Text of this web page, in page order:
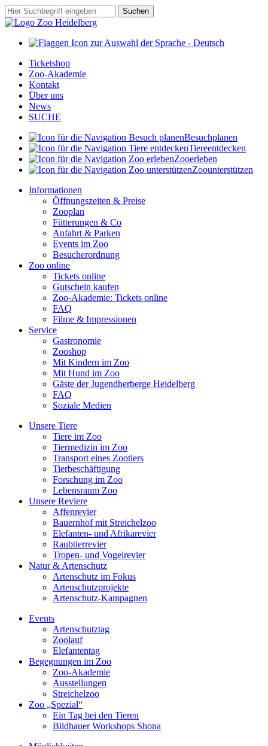
Zum
Hauptinhalt
springen
Suchbegriff Suchen
Ticketshop
Zoo-Akademie
Kontakt
Über uns
News
SUCHE
Besuchplanen
Tiereentdecken
Zooerleben
Zoounterstützen
Informationen
Öffnungszeiten & Preise
Zooplan
Fütterungen & Co
Anfahrt & Parken
Events im Zoo
Besucherordnung
Zoo online
Tickets online
Gutschein kaufen
Zoo-Akademie: Tickets online
FAQ
Filme & Impressionen
Service
Gastronomie
Zooshop
Mit Kindern im Zoo
Mit Hund im Zoo
Gäste der Jugendherberge Heidelberg
FAQ
Soziale Medien
Unsere Tiere
Tiere im Zoo
Tiermedizin im Zoo
Transport eines Zootiers
Tierbeschäftigung
Forschung im Zoo
Lebensraum Zoo
Unsere Reviere
Affenrevier
Bauernhof mit Streichelzoo
Elefanten- und Afrikarevier
Raubtierrevier
Tropen- und Vogelrevier
Natur & Artenschutz
Artenschutz im Fokus
Artenschutzprojekte
Artenschutz-Kampagnen
Events
Artenschutztag
Zoolauf
Elefantentag
Begegnungen im Zoo
Zoo-Akademie
Ausstellungen
Streichelzoo
Zoo „Spezial“
Ein Tag bei den Tieren
Bildhauer Workshops Shona